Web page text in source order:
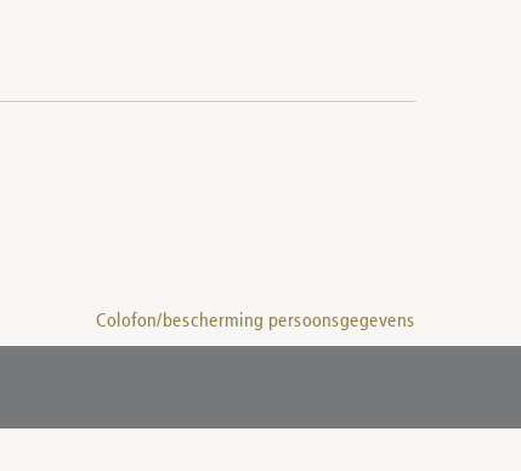
Colofon/bescherming persoonsgegevens